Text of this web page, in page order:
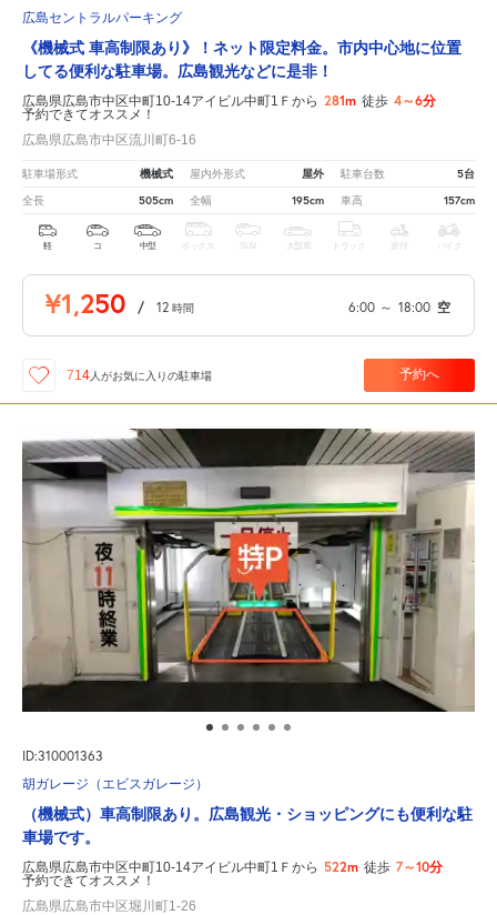
広島セントラルパーキング
《機械式 車高制限あり》！ネット限定料金。市内中心地に位置
してる便利な駐車場。広島観光などに是非！
広島県広島市中区中町10-14アイビル中町1Ｆから 281m 徒歩 4～6分
予約できてオススメ！
広島県広島市中区流川町6-16
駐車場形式 機械式 屋内外形式 屋外 駐車台数 5台
全長 505cm 全幅 195cm 車高 157cm
軽 コ 中型 ボックス SUV 大型車 トラック 原付 バイク
¥1,250 / 12 時間 6:00 ～ 18:00 空
714 人がお気に入りの駐車場 予約へ
ID:310001363
胡ガレージ（エビスガレージ）
（機械式）車高制限あり。広島観光・ショッピングにも便利な駐
車場です。
広島県広島市中区中町10-14アイビル中町1Ｆから 522m 徒歩 7～10分
予約できてオススメ！
広島県広島市中区堀川町1-26